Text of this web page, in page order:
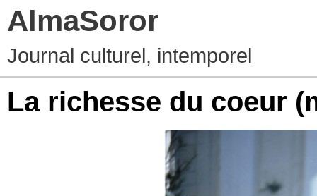
AlmaSoror
Journal culturel, intemporel
La richesse du coeur